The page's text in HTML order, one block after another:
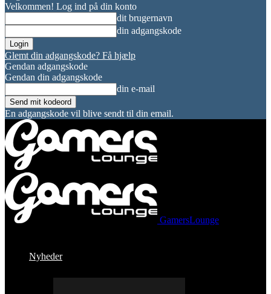
Velkommen! Log ind på din konto
dit brugernavn
din adgangskode
Glemt din adgangskode? Få hjælp
Gendan adgangskode
Gendan din adgangskode
din e-mail
En adgangskode vil blive sendt til din email.
GamersLounge
Nyheder